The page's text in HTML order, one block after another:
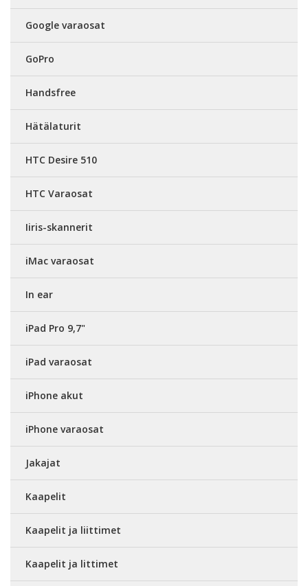
Google varaosat
GoPro
Handsfree
Hätälaturit
HTC Desire 510
HTC Varaosat
Iiris-skannerit
iMac varaosat
In ear
iPad Pro 9,7"
iPad varaosat
iPhone akut
iPhone varaosat
Jakajat
Kaapelit
Kaapelit ja liittimet
Kaapelit ja littimet